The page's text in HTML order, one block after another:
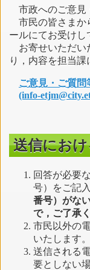
市政へのご意見
市民の皆さまか
ールにてお受けし
お寄せいただい
り，内容を担当課
ご意見・ご質問
(info-
送信にお
回答が必要
号）をご記
番号）がな
で，ご了承
市民以外の
いたします。
送信される
要としない